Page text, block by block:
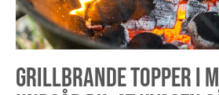
GRILLBRANDE TOPPER I